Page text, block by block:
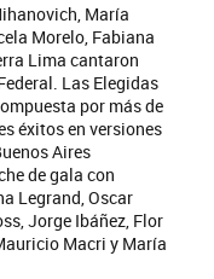
María
Morelo, Fabiana
Lima cantaron
Las Elegidas
por más de
éxitos en versiones
Aires
de gala con
Legrand, Oscar
Jorge Ibáñez, Flor
Macri y María